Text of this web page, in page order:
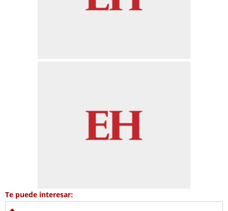
Te puede interesar: